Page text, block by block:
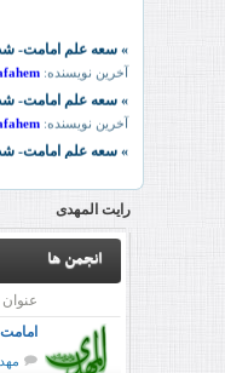
رایت المهدی
انجمن ها
عنوان
امامت